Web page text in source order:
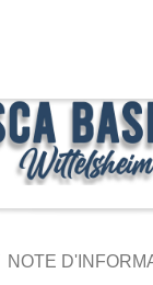
NOTE
des cookies